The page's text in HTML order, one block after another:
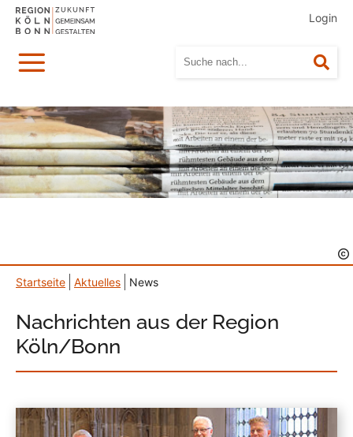
Login
Menü
Startseite Aktuelles News
Nachrichten aus der Region
Köln/Bonn